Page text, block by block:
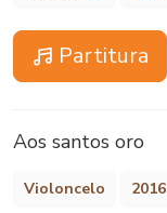
Partitura
Aos santos oro
Violoncelo 2016